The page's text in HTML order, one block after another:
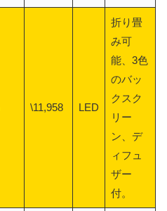
\11,958 LED
折り畳
み可
能、3色
のバッ
クスク
リー
ン、デ
ィフュ
ザー
付。